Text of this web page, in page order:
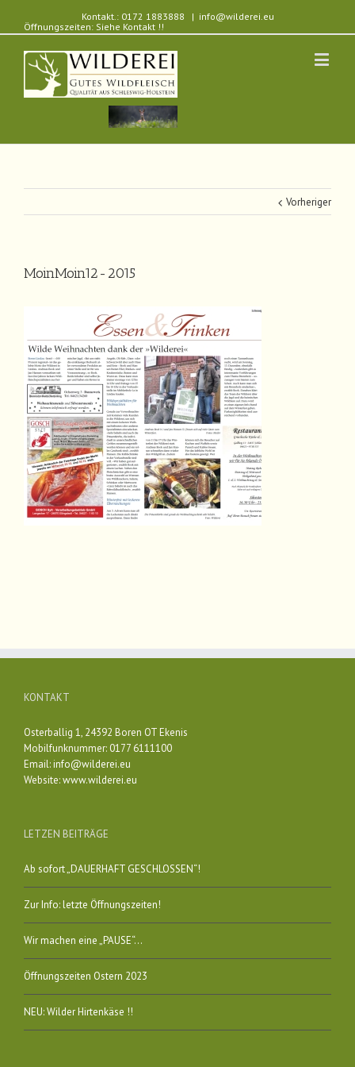
Kontakt.: 0172 1883888
Öffnungszeiten: Siehe Kontakt !!
| info@wilderei.eu
Vorheriger
MoinMoin12-2015
KONTAKT
Osterballig 1, 24392 Boren OT Ekenis
Mobilfunknummer: 0177 6111100
Email:info@wilderei.eu
Website:www.wilderei.eu
LETZEN BEITRÄGE
Ab sofort „DAUERHAFT GESCHLOSSEN“!
Zur Info: letzte Öffnungszeiten!
Wir machen eine „PAUSE“…
Öffnungszeiten Ostern 2023
NEU: Wilder Hirtenkäse !!